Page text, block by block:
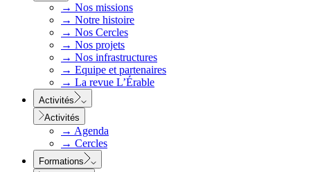
→ Nos missions
→ Notre histoire
→ Nos Cercles
→ Nos projets
→ Nos infrastructures
→ Equipe et partenaires
→ La revue L’Érable
Activités
Activités
→ Agenda
→ Cercles
Formations